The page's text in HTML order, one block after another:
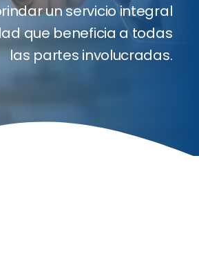
un servicio integral
que beneficia a todas
las partes involucradas.